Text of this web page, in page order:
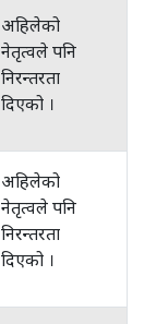
अहिलेको
नेतृत्वले पनि
निरन्तरता
दिएको ।
अहिलेको
नेतृत्वले पनि
निरन्तरता
दिएको ।